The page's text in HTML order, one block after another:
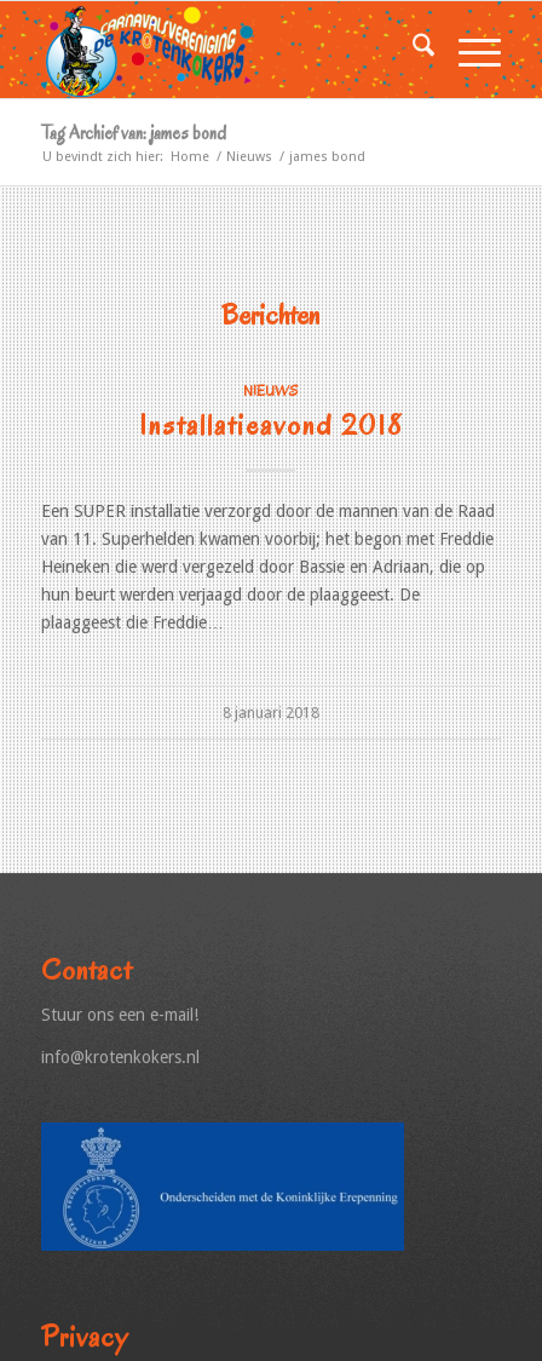
Tag Archief van: james bond
U bevindt zich hier: Home / Nieuws / james bond
Berichten
NIEUWS
Installatieavond 2018
Een SUPER installatie verzorgd door de mannen van de Raad
van 11. Superhelden kwamen voorbij; het begon met Freddie
Heineken die werd vergezeld door Bassie en Adriaan, die op
hun beurt werden verjaagd door de plaaggeest. De
plaaggeest die Freddie…
8 januari 2018
Contact
Stuur ons een e-mail!
info@krotenkokers.nl
Privacy